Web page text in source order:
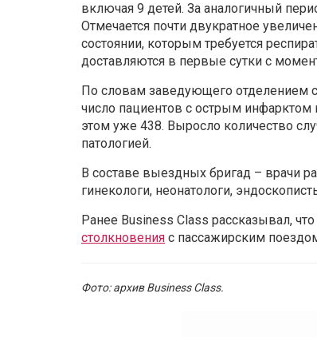
включая 9 детей. За аналогичный
Отмечается почти двукратное
состоянии, которым требуется
доставляются в первые сутки с
По словам заведующего отделением
число пациентов с острым
этом уже 438. Выросло количество
патологией.
В составе выездных бригад – врачи
гинекологи, неонатологи,
Ранее Business Class рассказывал,
столкновения с пассажирским
Фото: архив Business Class.